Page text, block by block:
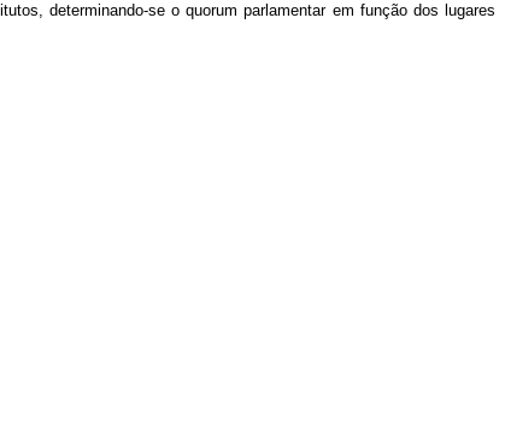
determinando-se o quorum parlamentar em função dos lugares